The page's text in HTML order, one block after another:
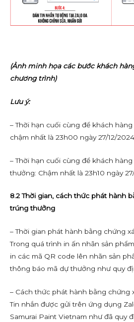
(Ảnh minh họa các bước khách
chương trình)
Lưu ý:
– Thời hạn cuối cùng để khách
chậm nhất là 23h00 ngày 27/12/2024.
– Thời hạn cuối cùng để khách
thưởng: Chậm nhất là 23h10 ngày
8.2 Thời gian, cách thức phát hành
trúng thưởng
– Thời gian phát hành bằng chứng
Trong quá trình in ấn nhãn sản
in các mã QR code lên nhãn sản
thông báo mã dự thưởng như quy
– Cách thức phát hành bằng chứng
Tin nhắn được gửi trên ứng dụng
Samurai Paint Vietnam như đã quy